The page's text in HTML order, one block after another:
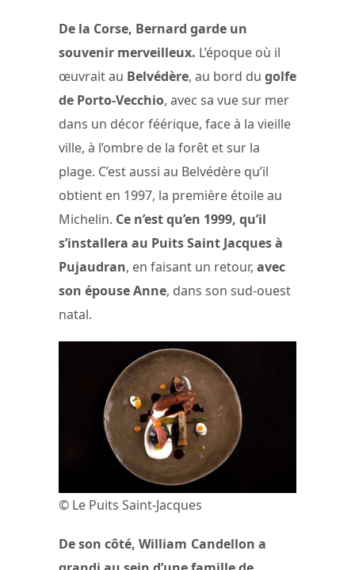
De la Corse, Bernard garde un
souvenir merveilleux. L’époque où il
œuvrait au Belvédère, au bord du golfe
de Porto-Vecchio, avec sa vue sur mer
dans un décor féérique, face à la vieille
ville, à l’ombre de la forêt et sur la
plage. C’est aussi au Belvédère qu’il
obtient en 1997, la première étoile au
Michelin. Ce n’est qu’en 1999, qu’il
s’installera au Puits Saint Jacques à
Pujaudran, en faisant un retour, avec
son épouse Anne, dans son sud-ouest
natal.
© Le Puits Saint-Jacques
De son côté, William Candellon a